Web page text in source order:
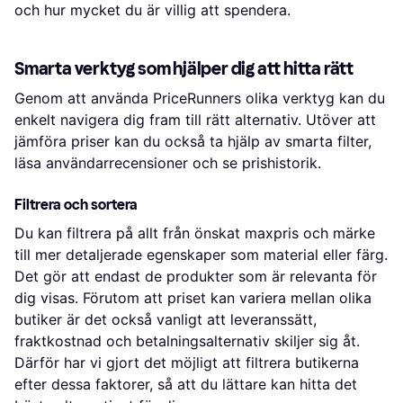
och hur mycket du är villig att spendera.
Smarta verktyg som hjälper dig att hitta rätt
Genom att använda PriceRunners olika verktyg kan du
enkelt navigera dig fram till rätt alternativ. Utöver att
jämföra priser kan du också ta hjälp av smarta filter,
läsa användarrecensioner och se prishistorik.
Filtrera och sortera
Du kan filtrera på allt från önskat maxpris och märke
till mer detaljerade egenskaper som material eller färg.
Det gör att endast de produkter som är relevanta för
dig visas. Förutom att priset kan variera mellan olika
butiker är det också vanligt att leveranssätt,
fraktkostnad och betalningsalternativ skiljer sig åt.
Därför har vi gjort det möjligt att filtrera butikerna
efter dessa faktorer, så att du lättare kan hitta det